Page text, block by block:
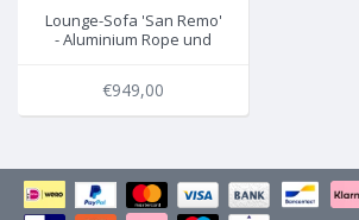
Lounge-Sofa 'San Remo'
- Aluminium Rope und
€949,00